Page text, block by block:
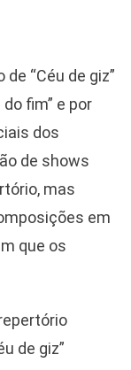
“Céu de giz”
fim” e por
dos
de shows
mas
em
que os
de giz”